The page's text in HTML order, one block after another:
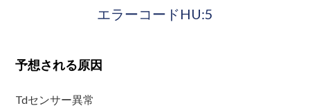
エラーコードHU:5
予想される原因
Tdセンサー異常